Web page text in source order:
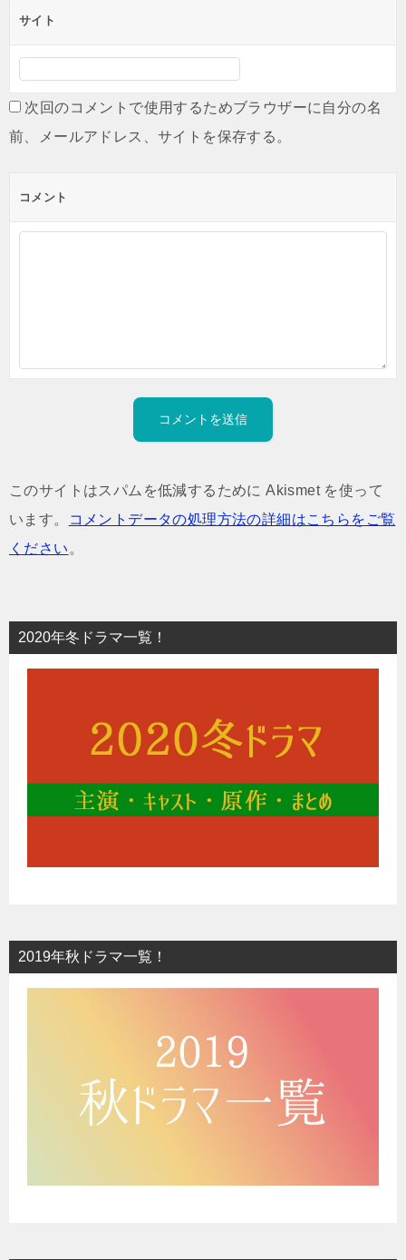
サイト
次回のコメントで使用するためブラウザーに自分の名
前、メールアドレス、サイトを保存する。
コメント
このサイトはスパムを低減するために Akismet を使って
います。
コメントデータの処理方法の詳細はこちらをご覧
ください。
2020年冬ドラマ一覧！
2019年秋ドラマ一覧！